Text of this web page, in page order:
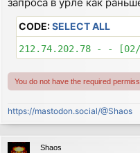
CODE:SELECT ALL
You do not have the required
https://mastodon.social/@Shaos
Shaos